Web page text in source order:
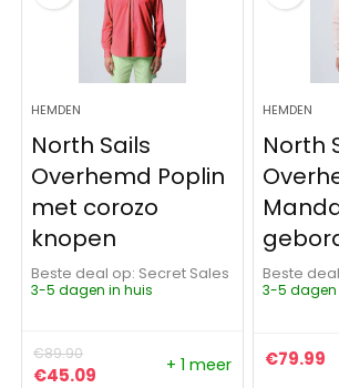
HEMDEN
North Sails
Overhemd Poplin
met corozo
knopen
Beste deal op:
Secret Sales
3-5 dagen in huis
€89.90
Oorspronkelijke prijs was: €89.90.
€45.09 Huidige prijs is: €45.09.
+ 1 meer
HEMDEN
North
Beste
3-5 dagen
€79.99